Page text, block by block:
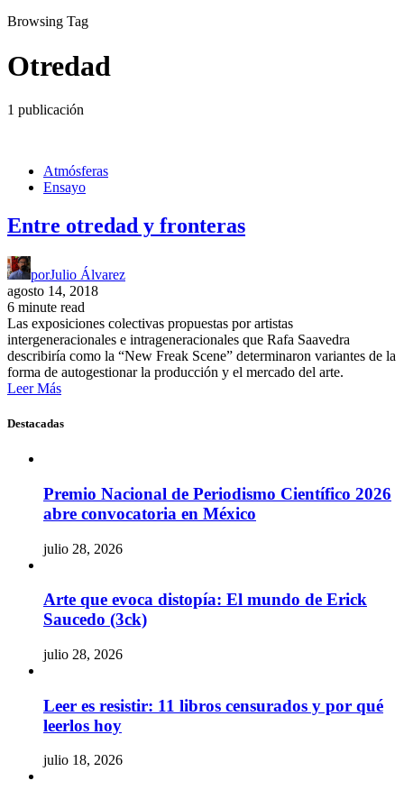
Browsing Tag
Otredad
1 publicación
Atmósferas
Ensayo
Entre otredad y fronteras
porJulio Álvarez
agosto 14, 2018
6 minute read
Las exposiciones colectivas propuestas por artistas
intergeneracionales e intrageneracionales que Rafa Saavedra
describiría como la “New Freak Scene” determinaron variantes de la
forma de autogestionar la producción y el mercado del arte.
Leer Más
Destacadas
Premio Nacional de Periodismo Científico 2026
abre convocatoria en México
julio 28, 2026
Arte que evoca distopía: El mundo de Erick
Saucedo (3ck)
julio 28, 2026
Leer es resistir: 11 libros censurados y por qué
leerlos hoy
julio 18, 2026